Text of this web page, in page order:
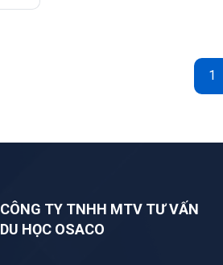
1
CÔNG TY TNHH MTV TƯ VẤN
DU HỌC OSACO